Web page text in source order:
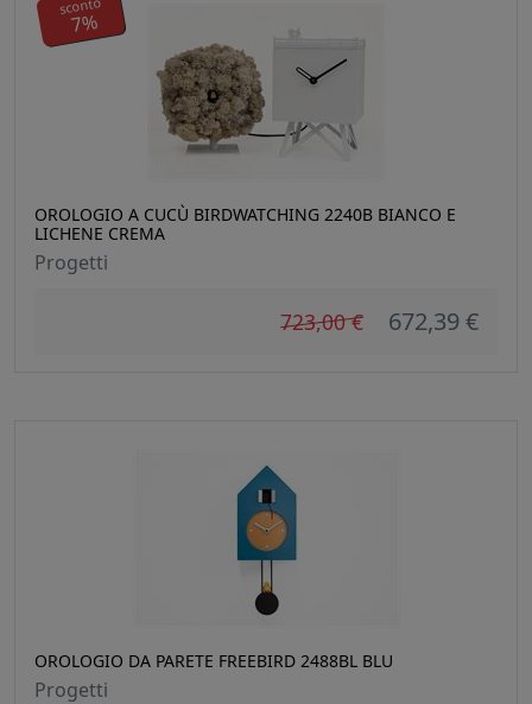
OROLOGIO A CUCÙ BIRDWATCHING 2240B BIANCO E
LICHENE CREMA
Progetti
723,00 € 672,39 €
sconto
7%
OROLOGIO DA PARETE FREEBIRD 2488BL BLU
Progetti